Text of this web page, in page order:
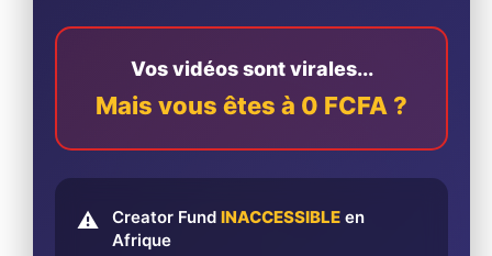
Vos vidéos sont virales...
Mais vous êtes à 0 FCFA ?
⚠️ Creator Fund INACCESSIBLE en
Afrique